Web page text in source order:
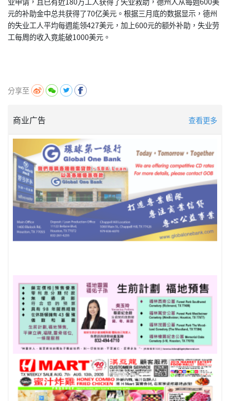
元的补助金中总共获得了70亿美元。根据三月底的数据显示，德州
的失业工人平均每週能领427美元，加上600元的额外补助，失业劳
工每周的收入竟能破1000美元。
分享至
商业广告 查看更多